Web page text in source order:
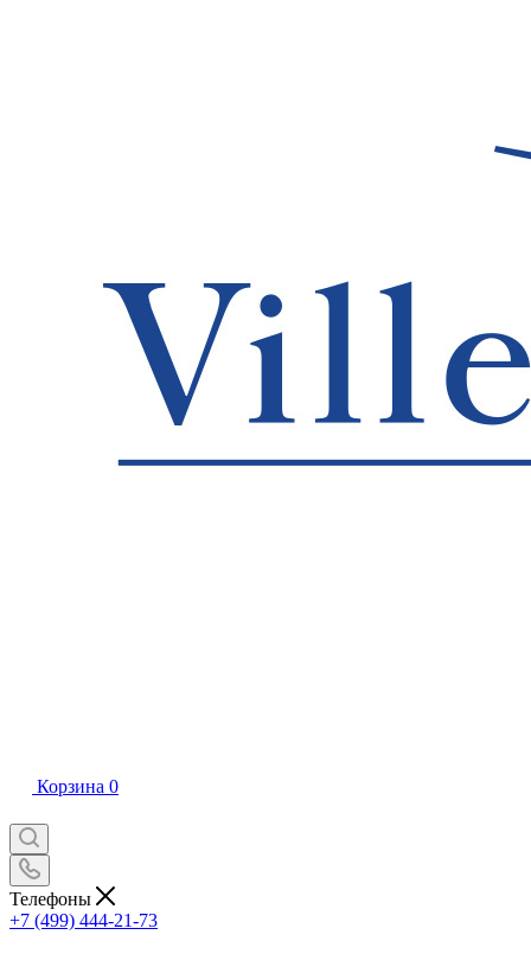
Корзина 0
Телефоны
+7 (499) 444-21-73